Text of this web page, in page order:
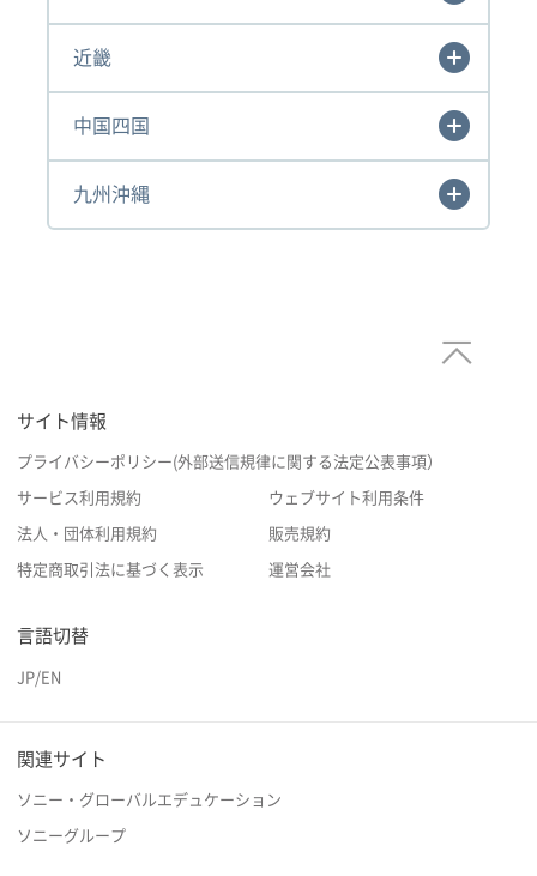
近畿
中国四国
九州沖縄
サイト情報
プライバシーポリシー(外部送信規律に関する法定公表事項）
サービス利用規約 ウェブサイト利用条件
法人・団体利用規約 販売規約
特定商取引法に基づく表示 運営会社
言語切替
JP/EN
関連サイト
ソニー・グローバルエデュケーション
ソニーグループ